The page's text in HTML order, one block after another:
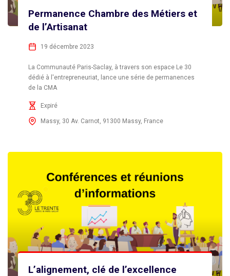
Permanence Chambre des Métiers et
de l’Artisanat
19 décembre 2023
La Communauté Paris-Saclay, à travers son espace Le 30
dédié à l'entrepreneuriat, lance une série de permanences
de la CMA
Expiré
Massy, 30 Av. Carnot, 91300 Massy, France
L’alignement, clé de l’excellence